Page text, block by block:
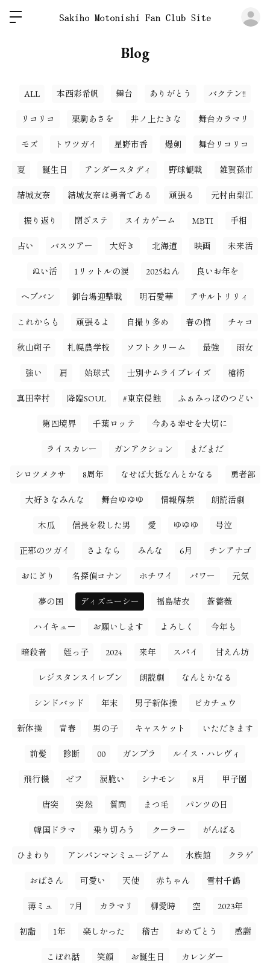
Blog
ALL 本西彩希帆 舞台 ありがとう バクテン!!
リコリコ 栗駒あさを 井ノ上たきな 舞台カラマリ
モズ トワツガイ 星野市香 爆剣 舞台リコリコ
夏 誕生日 アンダースタディ 野球観戦 雑賀孫市
結城友奈 結城友奈は勇者である 頑張る 元村由梨江
振り返り 閉ざステ スイカゲーム MBTI 手相
占い バスツアー 大好き 北海道 映画 未来活
ぬい活 1リットルの涙 2025ねん 良いお年を
ヘブバン 御台場迎撃戦 明石愛華 アサルトリリィ
これからも 頑張るよ 自撮り多め 春の棺 チャコ
秋山朔子 札幌農学校 ソフトクリーム 最強 雨女
強い 肩 始球式 士別サムライブレイズ 槍術
真田幸村 降臨SOUL #東京侵蝕 ふぁみっぽのつどい
第四境界 千葉ロッテ 今ある幸せを大切に
ライスカレー ガンアクション まだまだ
シロツメクサ 8周年 なせば大抵なんとかなる 勇者部
大好きなみんな 舞台ゆゆゆ 情報解禁 朗読活劇
木瓜 信長を殺した男 愛 ゆゆゆ 号泣
正邪のツガイ さよなら みんな 6月 チンアナゴ
おにぎり 名探偵コナン ホチワイ パワー 元気
夢の国 ディズニーシー 福島結衣 蒼薔薇
ハイキュー お願いします よろしく 今年も
暗殺者 姪っ子 2024 来年 スパイ 甘えん坊
レジスタンスイレブン 朗読劇 なんとかなる
シンドバッド 年末 男子新体操 ピカチュウ
新体操 青春 男の子 キャスケット いただきます
前髪 診断 00 ガンプラ ルイス・ハレヴィ
飛行機 ゼフ 涙脆い シナモン 8月 甲子園
唐突 突然 質問 まつ毛 パンツの日
韓国ドラマ 乗り切ろう クーラー がんばる
ひまわり アンパンマンミュージアム 水族館 クラゲ
おばさん 可愛い 天使 赤ちゃん 雪村千鶴
薄ミュ 7月 カラマリ 柳愛時 空 2023年
初詣 1年 楽しかった 稽古 おめでとう 感謝
こぼれ話 笑顔 お誕生日 カレンダー